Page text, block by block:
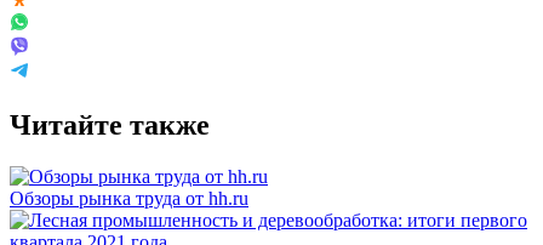
Читайте также
Обзоры рынка труда от hh.ru